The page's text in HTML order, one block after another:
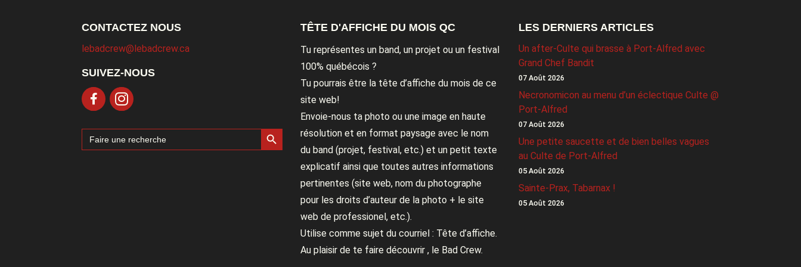
CONTACTEZ NOUS
lebadcrew@lebadcrew.ca
SUIVEZ-NOUS
Search
for:
Search Button
TÊTE D'AFFICHE DU MOIS QC
Tu représentes un band, un projet ou un festival
100% québécois ?
Tu pourrais être la tête d’affiche du mois de ce
site web!
Envoie-nous ta photo ou une image en haute
résolution et en format paysage avec le nom
du band (projet, festival, etc.) et un petit texte
explicatif ainsi que toutes autres informations
pertinentes (site web, nom du photographe
pour les droits d’auteur de la photo + le site
web de professionel, etc.).
Utilise comme sujet du courriel : Tête d’affiche.
Au plaisir de te faire découvrir , le Bad Crew.
LES DERNIERS ARTICLES
Un after-Culte qui brasse à Port-Alfred avec
Grand Chef Bandit
07 Août 2026
Necronomicon au menu d’un éclectique Culte @
Port-Alfred
07 Août 2026
Une petite saucette et de bien belles vagues
au Culte de Port-Alfred
05 Août 2026
Sainte-Prax, Tabarnax !
05 Août 2026